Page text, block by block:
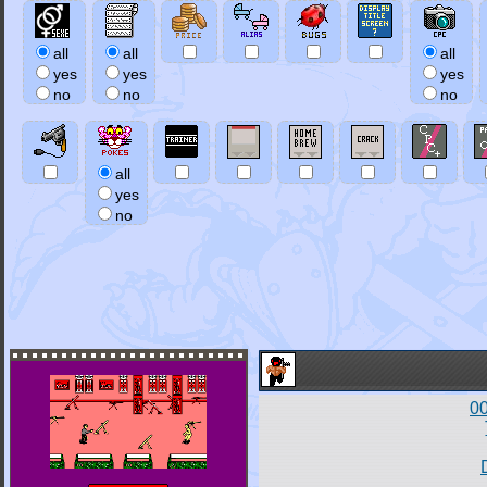
all
yes
no
all
yes
no
all
yes
no
all
yes
no